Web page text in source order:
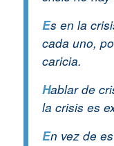
Es en la
cada uno,
caricia.
Hablar de
la crisis es
En vez de